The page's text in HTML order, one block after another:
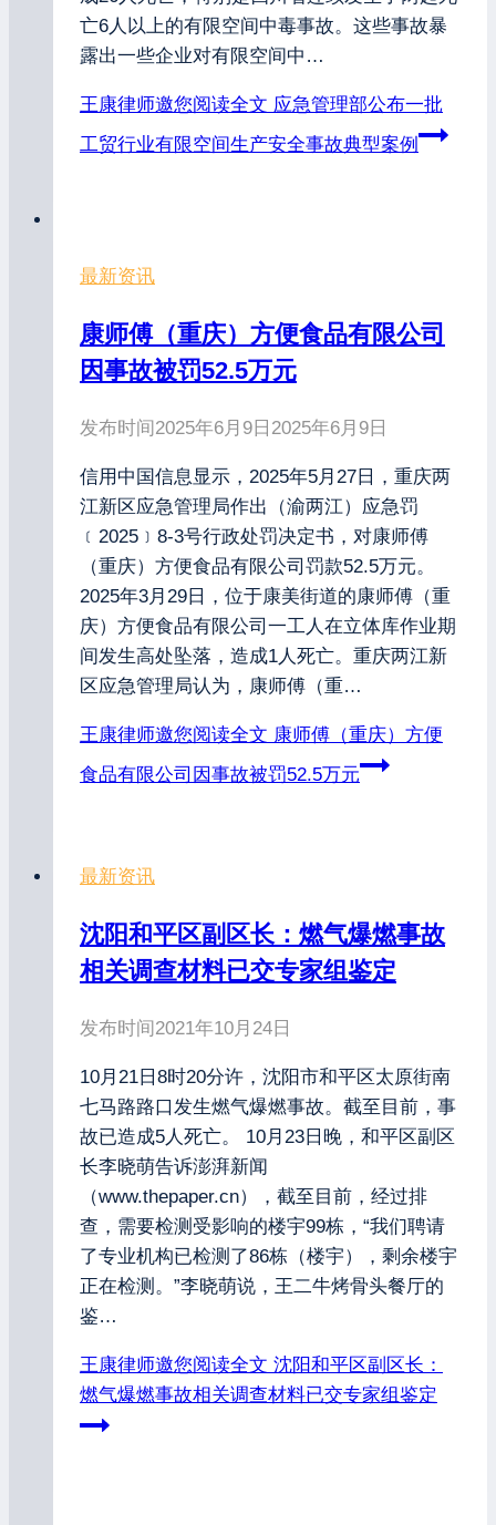
亡6人以上的有限空间中毒事故。这些事故暴
露出一些企业对有限空间中…
王康律师邀您阅读全文 应急管理部公布一批
工贸行业有限空间生产安全事故典型案例
最新资讯
康师傅（重庆）方便食品有限公司
因事故被罚52.5万元
发布时间2025年6月9日 2025年6月9日
信用中国信息显示，2025年5月27日，重庆两
江新区应急管理局作出（渝两江）应急罚
﹝2025﹞8-3号行政处罚决定书，对康师傅
（重庆）方便食品有限公司罚款52.5万元。
2025年3月29日，位于康美街道的康师傅（重
庆）方便食品有限公司一工人在立体库作业期
间发生高处坠落，造成1人死亡。重庆两江新
区应急管理局认为，康师傅（重…
王康律师邀您阅读全文 康师傅（重庆）方便
食品有限公司因事故被罚52.5万元
最新资讯
沈阳和平区副区长：燃气爆燃事故
相关调查材料已交专家组鉴定
发布时间2021年10月24日
10月21日8时20分许，沈阳市和平区太原街南
七马路路口发生燃气爆燃事故。截至目前，事
故已造成5人死亡。 10月23日晚，和平区副区
长李晓萌告诉澎湃新闻
（www.thepaper.cn），截至目前，经过排
查，需要检测受影响的楼宇99栋，“我们聘请
了专业机构已检测了86栋（楼宇），剩余楼宇
正在检测。”李晓萌说，王二牛烤骨头餐厅的
鉴…
王康律师邀您阅读全文 沈阳和平区副区长：
燃气爆燃事故相关调查材料已交专家组鉴定